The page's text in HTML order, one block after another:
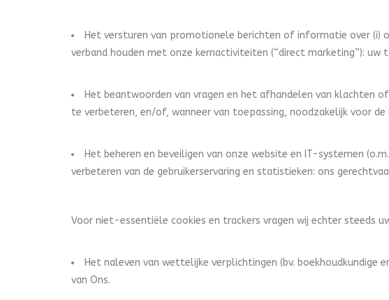
Het versturen van promotionele berichten of informatie over (i)
verband houden met onze kernactiviteiten (“direct marketing”): uw
Het beantwoorden van vragen en het afhandelen van klachten
te verbeteren, en/of, wanneer van toepassing, noodzakelijk voor
Het beheren en beveiligen van onze website en IT-systemen
verbeteren van de gebruikerservaring en statistieken: ons
Voor niet-essentiële cookies en trackers vragen wij echter steeds
Het naleven van wettelijke verplichtingen (bv.
van Ons.